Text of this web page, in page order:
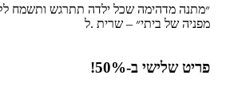
״מתנה מדהימה שכל ילדה תתרגש ותשמח
מפניה של ביתי״ – שרית .ל
פריט שלישי ב-50%!